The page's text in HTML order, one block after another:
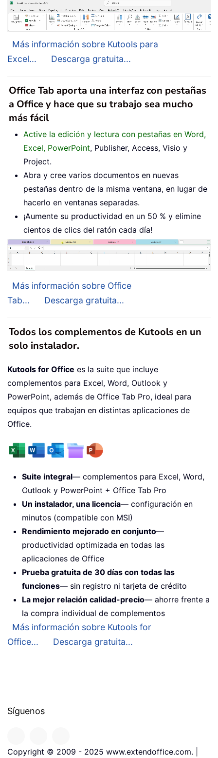
Más información sobre Kutools para
Excel...
Descarga gratuita...
Office Tab aporta una interfaz con pestañas
a Office y hace que su trabajo sea mucho
más fácil
Active la edición y lectura con pestañas en Word,
Excel, PowerPoint, Publisher, Access, Visio y
Project.
Abra y cree varios documentos en nuevas
pestañas dentro de la misma ventana, en lugar de
hacerlo en ventanas separadas.
¡Aumente su productividad en un 50 % y elimine
cientos de clics del ratón cada día!
Más información sobre Office
Tab...
Descarga gratuita...
Todos los complementos de Kutools en un
solo instalador.
Kutools for Office es la suite que incluye
complementos para Excel, Word, Outlook y
PowerPoint, además de Office Tab Pro, ideal para
equipos que trabajan en distintas aplicaciones de
Office.
Suite integral— complementos para Excel, Word,
Outlook y PowerPoint + Office Tab Pro
Un instalador, una licencia— configuración en
minutos (compatible con MSI)
Rendimiento mejorado en conjunto—
productividad optimizada en todas las
aplicaciones de Office
Prueba gratuita de 30 días con todas las
funciones— sin registro ni tarjeta de crédito
La mejor relación calidad-precio— ahorre frente a
la compra individual de complementos
Más información sobre Kutools for
Office...
Descarga gratuita...
Síguenos
Copyright © 2009 - 2025 www.extendoffice.com. |